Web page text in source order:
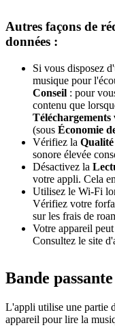
Autres façons de
données :
Si vous disposez
musique pour
Conseil : pour
contenu que
Téléchargements
(sous Économie
Vérifiez la
sonore élevée
Désactivez la
votre appli. Cela
Utilisez le Wi-Fi
Vérifiez votre
sur les frais de
Votre appareil
Consultez le site
Bande passante
L'appli utilise une partie
appareil pour lire la